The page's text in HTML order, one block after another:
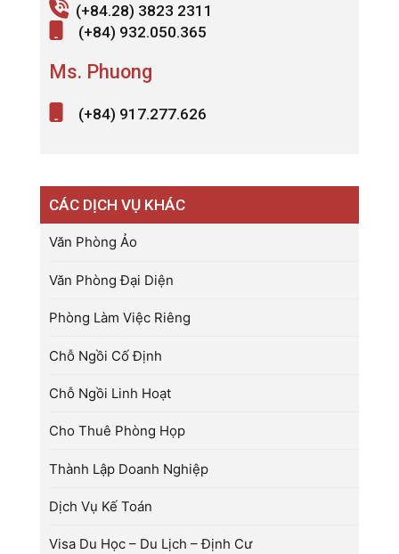
(+84.28) 3823 2311
(+84) 932.050.365
Ms. Phuong
(+84) 917.277.626
CÁC DỊCH VỤ KHÁC
Văn Phòng Ảo
Văn Phòng Đại Diện
Phòng Làm Việc Riêng
Chỗ Ngồi Cố Định
Chỗ Ngồi Linh Hoạt
Cho Thuê Phòng Họp
Thành Lập Doanh Nghiệp
Dịch Vụ Kế Toán
Visa Du Học – Du Lịch – Định Cư